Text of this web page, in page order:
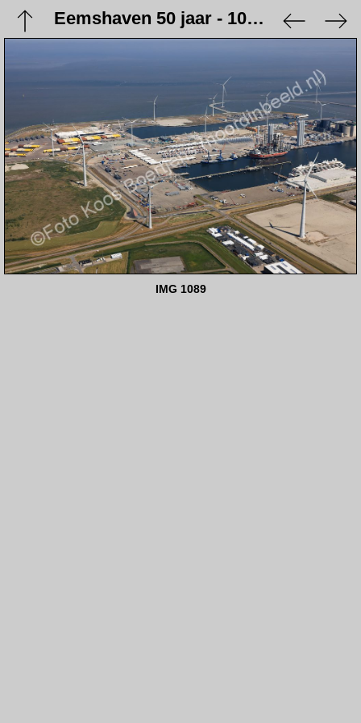
Eemshaven 50 jaar - 10 juni 2023
IMG 1089